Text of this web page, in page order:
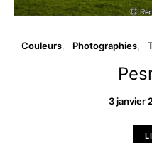
Couleurs Photographies
3 janvier